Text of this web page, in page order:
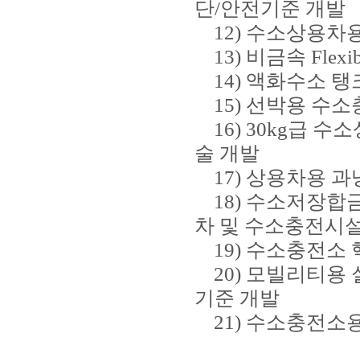
단/안전기준 개발
12) 수소상용차
13) 비금속
14) 액화수소 탱
15) 선박용 수소
16) 30kg급 수소
술 개발
17) 상용차용 과
18) 수소저장합
차 및 수소충전시
19) 수소충전소
20) 모빌리티용
기준 개발
21) 수소충전소